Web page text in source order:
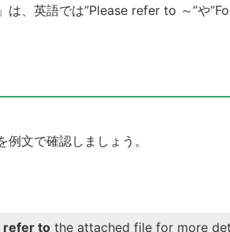
は、英語では”Please refer to ～”や
文で確認しましょう。
refer to the attached file for more